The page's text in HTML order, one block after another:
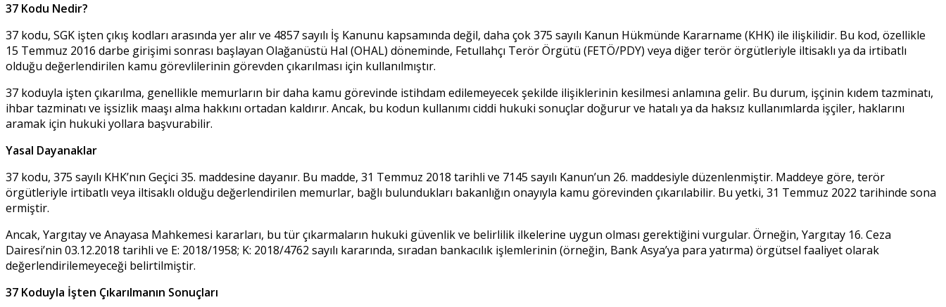
37 Kodu Nedir?
37 kodu, SGK işten çıkış kodları arasında yer alır ve 4857 sayılı İş Kanunu kapsamında değil, daha çok 375 sayılı Kanun Hükmünde Kararname (KHK) ile ilişkilidir. Bu kod, özellikle
15 Temmuz 2016 darbe girişimi sonrası başlayan Olağanüstü Hal (OHAL) döneminde, Fetullahçı Terör Örgütü (FETÖ/PDY) veya diğer terör örgütleriyle iltisaklı ya da irtibatlı
olduğu değerlendirilen kamu görevlilerinin görevden çıkarılması için kullanılmıştır.
37 koduyla işten çıkarılma, genellikle memurların bir daha kamu görevinde istihdam edilemeyecek şekilde ilişiklerinin kesilmesi anlamına gelir. Bu durum, işçinin kıdem tazminatı,
ihbar tazminatı ve işsizlik maaşı alma hakkını ortadan kaldırır. Ancak, bu kodun kullanımı ciddi hukuki sonuçlar doğurur ve hatalı ya da haksız kullanımlarda işçiler, haklarını
aramak için hukuki yollara başvurabilir.
Yasal Dayanaklar
37 kodu, 375 sayılı KHK’nın Geçici 35. maddesine dayanır. Bu madde, 31 Temmuz 2018 tarihli ve 7145 sayılı Kanun’un 26. maddesiyle düzenlenmiştir. Maddeye göre, terör
örgütleriyle irtibatlı veya iltisaklı olduğu değerlendirilen memurlar, bağlı bulundukları bakanlığın onayıyla kamu görevinden çıkarılabilir. Bu yetki, 31 Temmuz 2022 tarihinde sona
ermiştir.
Ancak, Yargıtay ve Anayasa Mahkemesi kararları, bu tür çıkarmaların hukuki güvenlik ve belirlilik ilkelerine uygun olması gerektiğini vurgular. Örneğin, Yargıtay 16. Ceza
Dairesi’nin 03.12.2018 tarihli ve E: 2018/1958; K: 2018/4762 sayılı kararında, sıradan bankacılık işlemlerinin (örneğin, Bank Asya’ya para yatırma) örgütsel faaliyet olarak
değerlendirilemeyeceği belirtilmiştir.
37 Koduyla İşten Çıkarılmanın Sonuçları